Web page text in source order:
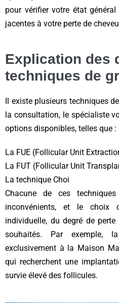
pour vérifier votre état
jacentes à votre perte de
Explication des
techniques de
Il existe plusieurs techniques
la consultation, le spécialiste
options disponibles, telles que :
La FUE (Follicular Unit
La FUT (Follicular Unit
La technique Choi
Chacune de ces
inconvénients, et le choix
individuelle, du degré de
souhaités. Par exemple,
exclusivement à la Maison
qui recherchent une
survie élevé des follicules.